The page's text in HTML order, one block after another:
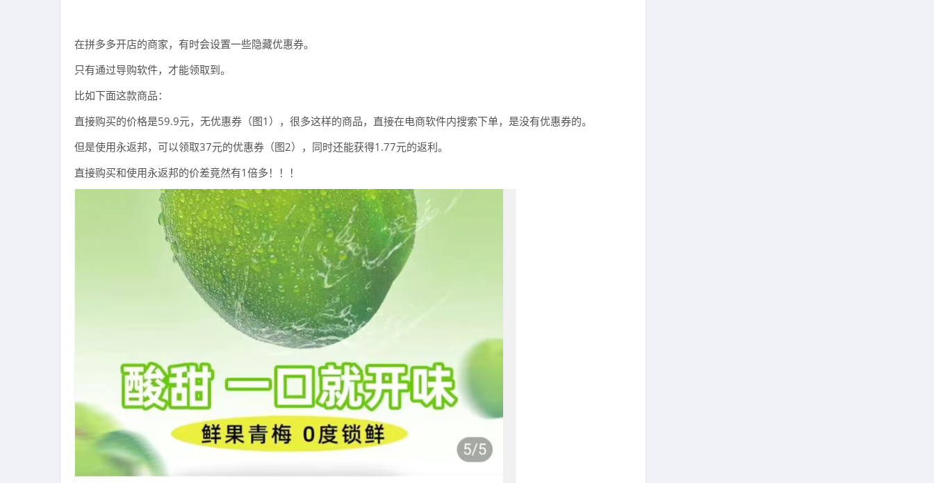
在拼多多开店的商家，有时会设置一些隐藏优惠券。
只有通过导购软件，才能领取到。
比如下面这款商品：
直接购买的价格是59.9元，无优惠券（图1），很多这样的商品，直接在电商软件内搜索下单，是没有优惠券的。
但是使用永返邦，可以领取37元的优惠券（图2），同时还能获得1.77元的返利。
直接购买和使用永返邦的价差竟然有1倍多！！！